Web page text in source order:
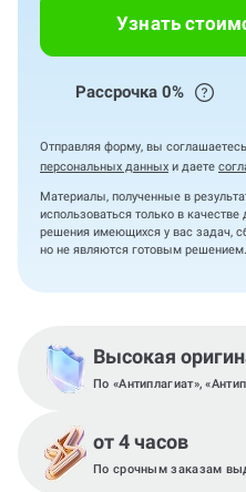
Узнать
Рассрочка 0%
Отправляя форму, вы
персональных данных и даете
Материалы, полученные в
использоваться только в
решения имеющихся у вас задач,
но не являются готовым решением.
Высокая
По «Антиплагиат»,
от 4 часов
По срочным заказам